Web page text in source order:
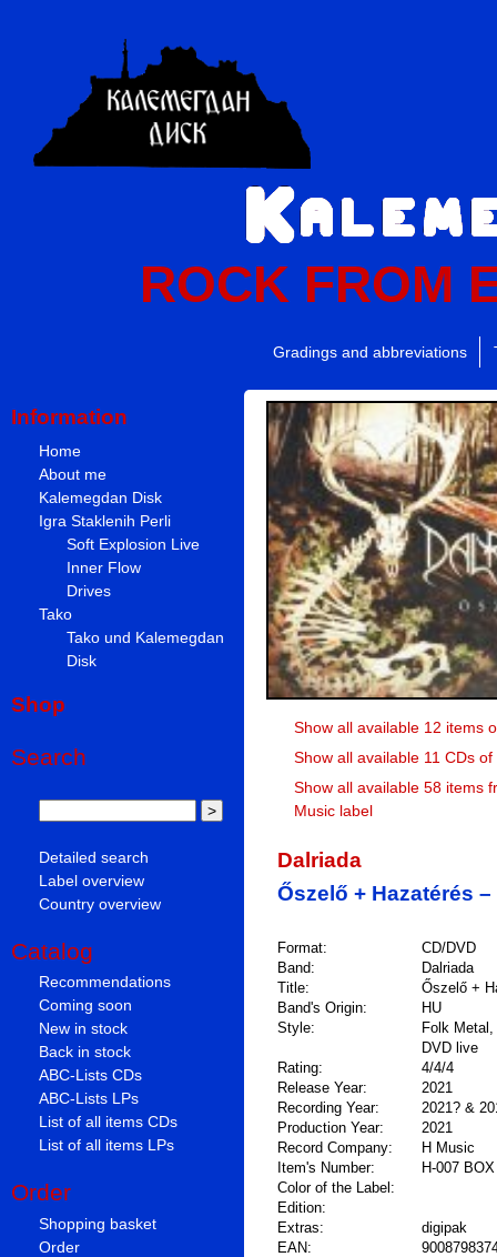
ROCK FROM
Gradings and abbreviations
Information
Home
About me
Kalemegdan Disk
Igra Staklenih Perli
Soft Explosion Live
Inner Flow
Drives
Tako
Tako und Kalemegdan
Disk
Shop
Search
Detailed search
Label overview
Country overview
Catalog
Recommendations
Coming soon
New in stock
Back in stock
ABC-Lists CDs
ABC-Lists LPs
List of all items CDs
List of all items LPs
Order
Shopping basket
Order
Show all available 12 items
Show all available 11 CDs
Show all available 58 items
Music label
Dalriada
Őszelő + Hazatérés
Format:
CD/DVD
Band:
Dalriada
Title:
Őszelő +
Band's Origin:
HU
Style:
Folk
DVD live
Rating:
4/4/4
Release Year:
2021
Recording Year:
2021? &
Production Year:
2021
Record Company:
H Music
Item's Number:
H-007 BOX
Color of the Label:
Edition:
Extras:
digipak
EAN: